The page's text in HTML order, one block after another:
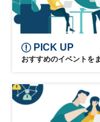
日経産業新聞フォ
PICK UP
おすすめのイベントを